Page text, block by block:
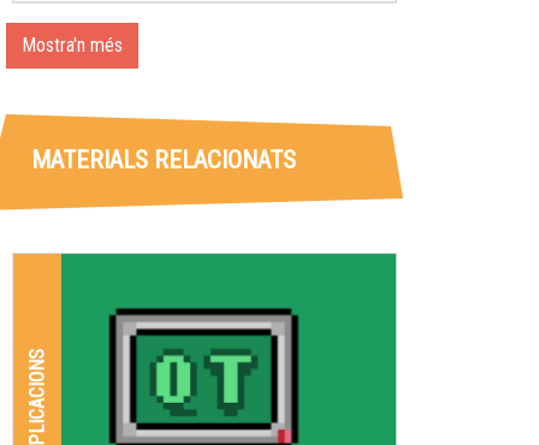
Mostra'n més
MATERIALS RELACIONATS
APLICACIONS